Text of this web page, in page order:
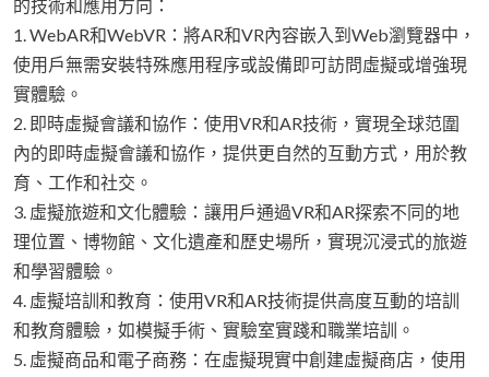
的技術和應用方向：
1. WebAR和WebVR：將AR和VR內容嵌入到Web瀏覽器中，
使用戶無需安裝特殊應用程序或設備即可訪問虛擬或增強現
實體驗。
2. 即時虛擬會議和協作：使用VR和AR技術，實現全球范圍
內的即時虛擬會議和協作，提供更自然的互動方式，用於教
育、工作和社交。
3. 虛擬旅遊和文化體驗：讓用戶通過VR和AR探索不同的地
理位置、博物館、文化遺產和歷史場所，實現沉浸式的旅遊
和學習體驗。
4. 虛擬培訓和教育：使用VR和AR技術提供高度互動的培訓
和教育體驗，如模擬手術、實驗室實踐和職業培訓。
5. 虛擬商品和電子商務：在虛擬現實中創建虛擬商店，使用